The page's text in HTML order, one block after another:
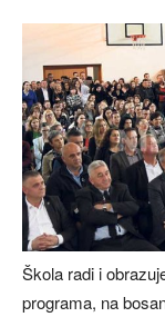
Škola radi i
programa, na